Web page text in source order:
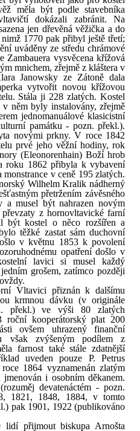
měla být podle stavebníka
dokázali zabránit. Na
jen dřevěná věžička a do
1770 pak přibyl ještě třetí;
uváděny ze středu chrámové
vysvěcena křížová
mnichem, zřejmě z kláštera v
Janowsky ze Zátoně dala
vytvořit novou křížovou
Stála ji 228 zlatých. Kostel
něm byly instalovány, zřejmě
jednomanuálové klasicistní
památku - pozn. překl.).
novými prkny. V roce 1842
prvé jeho věžní hodiny, rok
(Eleonorenhain) Boží hrob
roku 1862 přibyla k vybavení
v ceně 195 zlatých.
Wilhelm Kralik nádherný
přetržením závěsného
a musel být nahrazen novým
z hornovltavické farní
být kostel o něco rozšířen a
těžké zastat sám duchovní
v květnu 1853 k povolení
opatření došlo v
lavici si musel každý
grošem, zatímco později
Vltavici přiznán k dalšímu
krmnou dávku (v originále
překl.) ve výši 80 zlatých
kooperátorský plat 200
ovšem uhrazený finanční
však zvýšeným podílem z
farnost také stále zdatnější
uveden pouze P. Petrus
1864 vyznamenán zlatým
i osobním děkanem.
devatenáctém - pozn.
1821, 1848, 1884, v tomto
pak 1901, 1922 (publikováno
přijmout biskupa Arnošta